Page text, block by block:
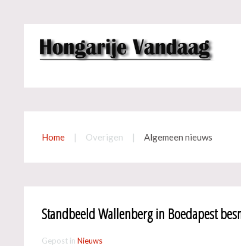
Home Overigen Algemeen nieuws
Standbeeld Wallenberg in Boedapest
Gepost in Nieuws